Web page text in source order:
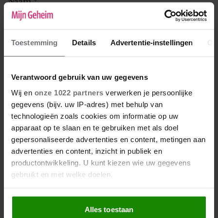
Toestemming Details Advertentie-instellingen
Verantwoord gebruik van uw gegevens
Wij en onze 1022 partners verwerken je persoonlijke
gegevens (bijv. uw IP-adres) met behulp van
technologieën zoals cookies om informatie op uw
apparaat op te slaan en te gebruiken met als doel
gepersonaliseerde advertenties en content, metingen aan
advertenties en content, inzicht in publiek en
productontwikkeling. U kunt kiezen wie uw gegevens
gebruikt en met welke doelen.
Als u het toestaat, willen we ook graag:
Informatie verzamelen over uw geografische locatie,
Alles toestaan
E-mail*
Deze zal niet gepubliceerd worden bij je reactie, maar kan
nemen.
Leeftijd*
Reactie*